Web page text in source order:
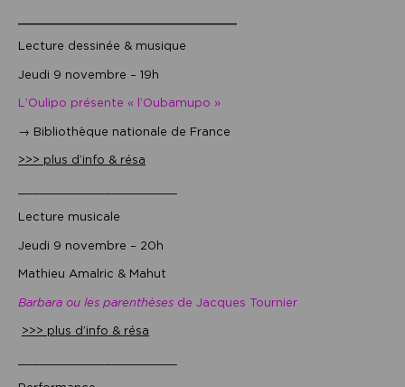
Lecture dessinée & musique
Jeudi 9 novembre – 19h
L’Oulipo présente « l’Oubamupo »
→ Bibliothèque nationale de France
>>> plus d’info & résa
Lecture musicale
Jeudi 9 novembre – 20h
Mathieu Amalric & Mahut
Barbara ou les parenthèses de Jacques Tournier
>>> plus d’info & résa